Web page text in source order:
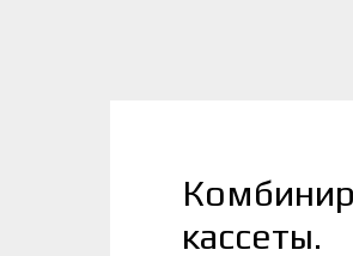
кассеты.